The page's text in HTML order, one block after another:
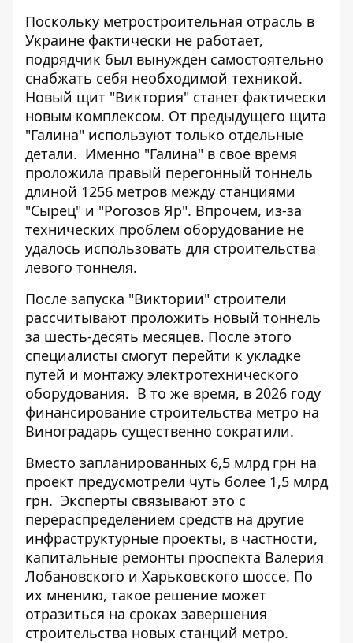
Поскольку метростроительная отрасль в
Украине фактически не работает,
подрядчик был вынужден самостоятельно
снабжать себя необходимой техникой.
Новый щит "Виктория" станет фактически
новым комплексом. От предыдущего щита
"Галина" используют только отдельные
детали. Именно "Галина" в свое время
проложила правый перегонный тоннель
длиной 1256 метров между станциями
"Сырец" и "Рогозов Яр". Впрочем, из-за
технических проблем оборудование не
удалось использовать для строительства
левого тоннеля.
После запуска "Виктории" строители
рассчитывают проложить новый тоннель
за шесть-десять месяцев. После этого
специалисты смогут перейти к укладке
путей и монтажу электротехнического
оборудования. В то же время, в 2026 году
финансирование строительства метро на
Виноградарь существенно сократили.
Вместо запланированных 6,5 млрд грн на
проект предусмотрели чуть более 1,5 млрд
грн. Эксперты связывают это с
перераспределением средств на другие
инфраструктурные проекты, в частности,
капитальные ремонты проспекта Валерия
Лобановского и Харьковского шоссе. По
их мнению, такое решение может
отразиться на сроках завершения
строительства новых станций метро.